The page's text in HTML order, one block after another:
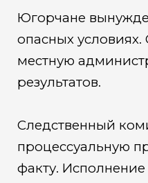
Югорчане
опасных
местную
результатов.
Следственный
процессуальную
факту.